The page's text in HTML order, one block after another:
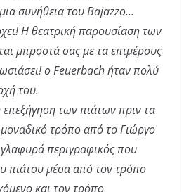
συνήθεια του Bajazzo…
Η θεατρική παρουσίαση των
μπροστά σας με τα επιμέρους
ο Feuerbach ήταν πολύ
του.
των πιάτων πριν τα
μοναδικό τρόπο από το Γιώργο
γλαφυρά περιγραφικός που
πιάτου μέσα από τον τρόπο
και τον τρόπο